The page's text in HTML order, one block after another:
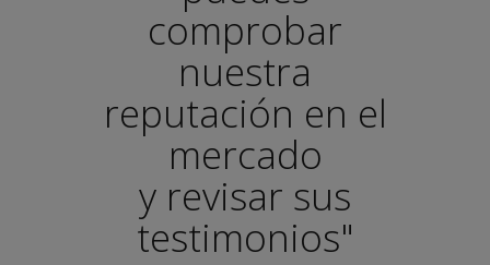
comprobar
nuestra
reputación en el
mercado
y revisar sus
testimonios"